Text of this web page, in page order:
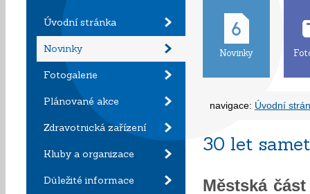
Úvodní stránka
Novinky
Fotogalerie
Plánované akce
Zdravotnická zařízení
Kluby a organizace
Důležité informace
Novinky
navigace: Úvodní
30 let
Městská